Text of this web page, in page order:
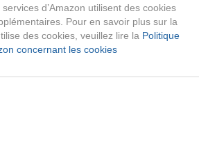
d’Amazon utilisent des cookies
Pour en savoir plus sur la
des cookies, veuillez lire la Politique
concernant les cookies